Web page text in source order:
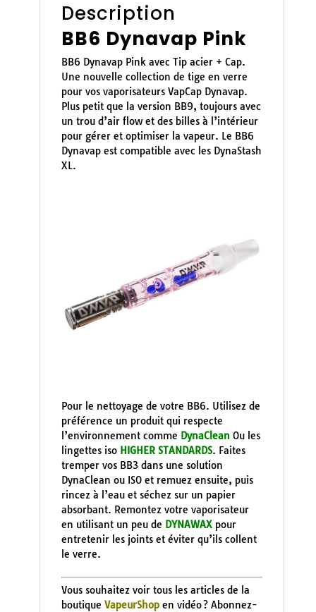
Description
BB6 Dynavap Pink
BB6 Dynavap Pink avec Tip acier + Cap.
Une nouvelle collection de tige en verre
pour vos vaporisateurs VapCap Dynavap.
Plus petit que la version BB9, toujours avec
un trou d’air flow et des billes à l’intérieur
pour gérer et optimiser la vapeur. Le BB6
Dynavap est compatible avec les DynaStash
XL.
Pour le nettoyage de votre BB6. Utilisez de
préférence un produit qui respecte
l’environnement comme DynaClean Ou les
lingettes iso HIGHER STANDARDS. Faites
tremper vos BB3 dans une solution
DynaClean ou ISO et remuez ensuite, puis
rincez à l’eau et séchez sur un papier
absorbant. Remontez votre vaporisateur
en utilisant un peu de DYNAWAXpour
entretenir les joints et éviter qu’ils collent
le verre.
Vous souhaitez voir tous les articles de la
boutique VapeurShopen vidéo ? Abonnez-